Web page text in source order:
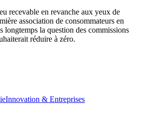
recevable en revanche aux yeux de
association de consommateurs en
longtemps la question des commissions
réduire à zéro.
Innovation & Entreprises